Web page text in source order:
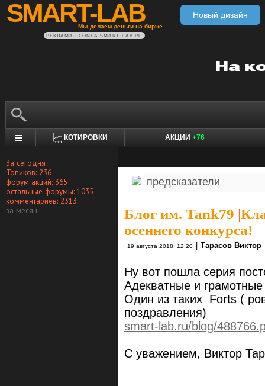
SMART-LAB
Мы делаем деньги на бирже
Новый дизайн
РЕКЛАМА • CONFA.SMART-LAB.RU
КОТИРОВКИ АКЦИИ +76
За сегодня
Топиков: 236
форум акций: 365
остальные форумы: 1035
комментариев: 2313
за месяц
Блог им. Tank79 |
осеннего конкурса!
19 августа 2018, 12:20 Тарасов Виктор
Ну вот пошла серия
Адекватные и
Один из таких Forts (
поздравления)
smart-lab.ru/blog/
С уважением, Виктор